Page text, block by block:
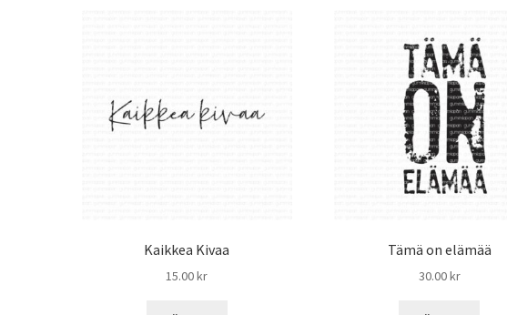
Kaikkea Kivaa
15.00kr
Tämä on elämää
30.00kr